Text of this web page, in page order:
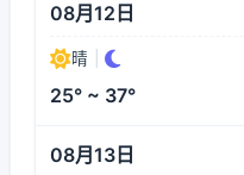
08月12日
晴
25° ~ 37°
08月13日